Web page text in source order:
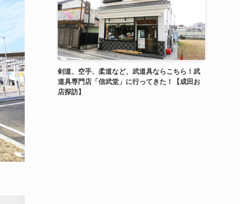
剣道、空手、柔道など、武道具ならこちら！武
道具専門店「信武堂」に行ってきた！【成田お
店探訪】